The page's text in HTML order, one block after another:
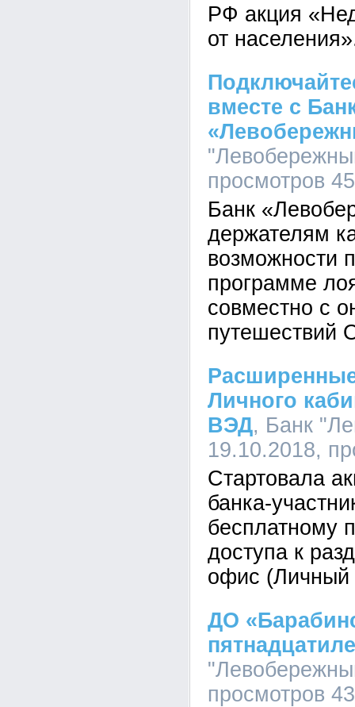
РФ акция
от
вместе с
просмотров
Банк
держателям
возможности
программе
совместно с
путешествий
Личного
ВЭД, Банк
19.10.2018,
Стартовала
банка-
бесплатному
доступа к
офис (Личный
ДО
просмотров